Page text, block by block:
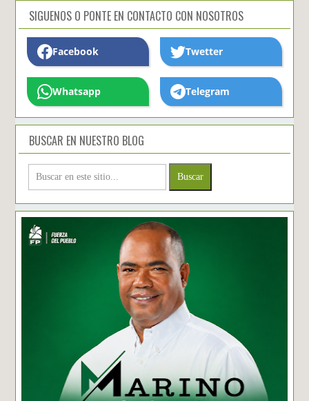
SIGUENOS O PONTE EN CONTACTO CON NOSOTROS
Facebook Twetter
Whatsapp Telegram
BUSCAR EN NUESTRO BLOG